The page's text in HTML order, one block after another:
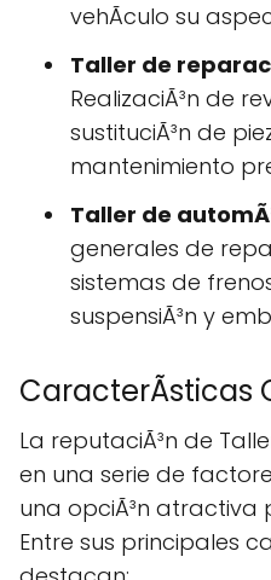
vehÃ­culo su
Taller de
RealizaciÃ³n de
sustituciÃ³n de
mantenimiento
Taller de
generales de
sistemas de
suspensiÃ³n y
CaracterÃ­sticas
La reputaciÃ³n de
en una serie de
una opciÃ³n atractiva
Entre sus principales